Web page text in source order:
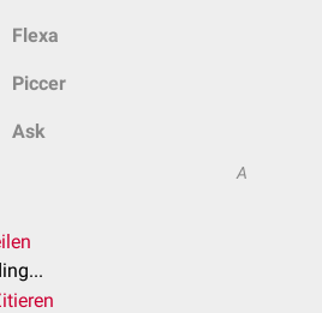
Flexa
Piccer
Ask
A